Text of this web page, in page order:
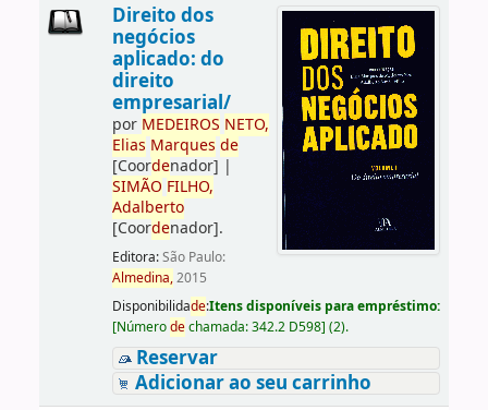
Direito dos
negócios
aplicado: do
direito
empresarial/
por MEDEIROS NETO,
Elias Marques de
[Coordenador] |
SIMÃO FILHO,
Adalberto
[Coordenador].
Editora:São Paulo:
Almedina,2015
Disponibilidade:Itens disponíveis para empréstimo:
[Númerodechamada:342.2 D598] (2).
Reservar
Adicionar ao seu carrinho